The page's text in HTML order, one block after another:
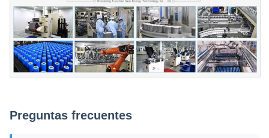
Preguntas frecuentes